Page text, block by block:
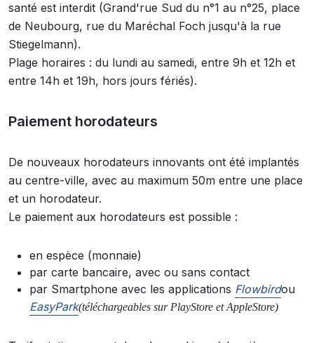
santé est interdit (Grand'rue Sud du n°1 au n°25, place
de Neubourg, rue du Maréchal Foch jusqu'à la rue
Stiegelmann).
Plage horaires : du lundi au samedi, entre 9h et 12h et
entre 14h et 19h, hors jours fériés).
Paiement horodateurs
De nouveaux horodateurs innovants ont été implantés
au centre-ville, avec au maximum 50m entre une place
et un horodateur.
Le paiement aux horodateurs est possible :
en espèce (monnaie)
par carte bancaire, avec ou sans contact
par Smartphone avec les applications Flowbirdou
EasyPark(téléchargeables sur PlayStore et AppleStore)